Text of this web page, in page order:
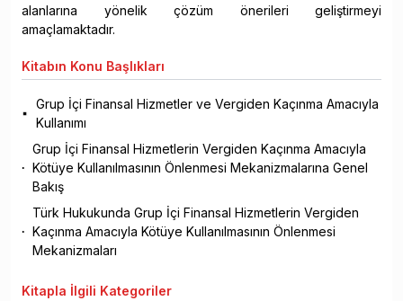
alanlarına yönelik çözüm önerileri geliştirmeyi
amaçlamaktadır.
Kitabın Konu Başlıkları
Grup İçi Finansal Hizmetler ve Vergiden Kaçınma Amacıyla
Kullanımı
Grup İçi Finansal Hizmetlerin Vergiden Kaçınma Amacıyla
Kötüye Kullanılmasının Önlenmesi Mekanizmalarına Genel
Bakış
Türk Hukukunda Grup İçi Finansal Hizmetlerin Vergiden
Kaçınma Amacıyla Kötüye Kullanılmasının Önlenmesi
Mekanizmaları
Kitapla İlgili Kategoriler